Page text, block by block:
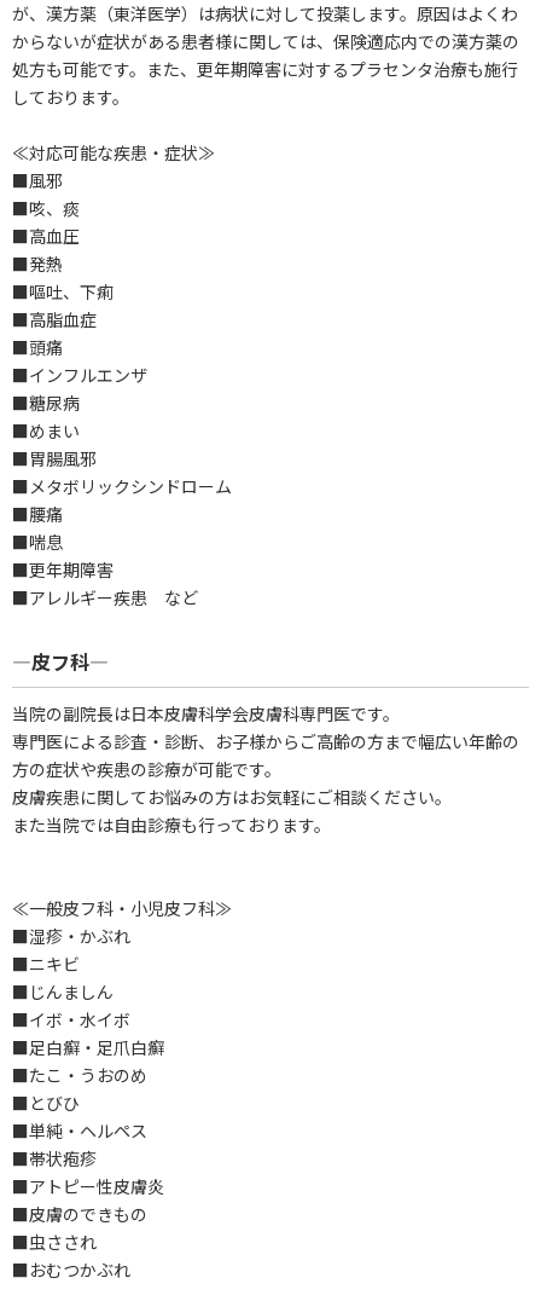
が、漢方薬（東洋医学）は病状に対して投薬します。原因はよくわ
からないが症状がある患者様に関しては、保険適応内での漢方薬の
処方も可能です。また、更年期障害に対するプラセンタ治療も施行
しております。
≪対応可能な疾患・症状≫
■風邪
■咳、痰
■高血圧
■発熱
■嘔吐、下痢
■高脂血症
■頭痛
■インフルエンザ
■糖尿病
■めまい
■胃腸風邪
■メタボリックシンドローム
■腰痛
■喘息
■更年期障害
■アレルギー疾患 など
―皮フ科―
当院の副院長は日本皮膚科学会皮膚科専門医です。
専門医による診査・診断、お子様からご高齢の方まで幅広い年齢の
方の症状や疾患の診療が可能です。
皮膚疾患に関してお悩みの方はお気軽にご相談ください。
また当院では自由診療も行っております。
≪一般皮フ科・小児皮フ科≫
■湿疹・かぶれ
■ニキビ
■じんましん
■イボ・水イボ
■足白癬・足爪白癬
■たこ・うおのめ
■とびひ
■単純・ヘルペス
■帯状疱疹
■アトピー性皮膚炎
■皮膚のできもの
■虫さされ
■おむつかぶれ